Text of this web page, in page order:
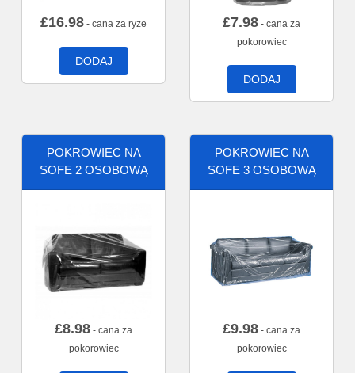
£16.98 - cana za ryze
DODAJ
£7.98 - cana za
pokorowiec
DODAJ
POKROWIEC NA
SOFE 2 OSOBOWĄ
£8.98 - cana za
pokorowiec
POKROWIEC NA
SOFE 3 OSOBOWĄ
£9.98 - cana za
pokorowiec